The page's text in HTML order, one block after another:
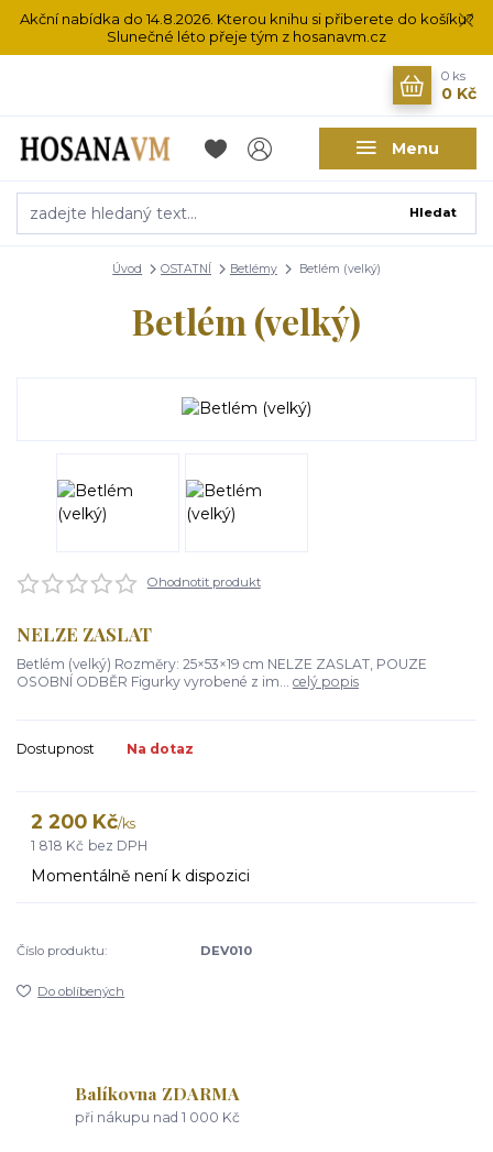
Akční nabídka do 14.8.2026. Kterou knihu si přiberete do košíku?
Slunečné léto přeje tým z hosanavm.cz
Menu
Hledat
0 ks
0 Kč
Úvod OSTATNÍ Betlémy Betlém (velký)
Betlém (velký)
Ohodnotit produkt
NELZE ZASLAT
Betlém (velký) Rozměry: 25×53×19 cm NELZE ZASLAT, POUZE
OSOBNÍ ODBĚR Figurky vyrobené z im... celý popis
Dostupnost Na dotaz
2 200 Kč/ks
1 818 Kč bez DPH
Momentálně není k dispozici
Číslo produktu: DEV010
Do oblíbených
Balíkovna ZDARMA
při nákupu nad 1 000 Kč